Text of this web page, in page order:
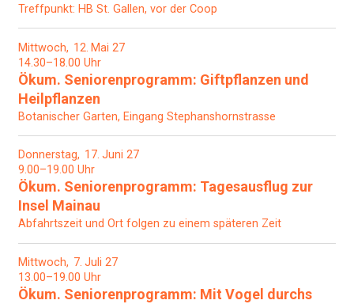
Treffpunkt: HB St. Gallen, vor der Coop
Mittwoch 12 Mai 27
14.30–18.00 Uhr
Ökum. Seniorenprogramm: Giftpflanzen und
Heilpflanzen
Botanischer Garten, Eingang Stephanshornstrasse
Donnerstag 17 Juni 27
9.00–19.00 Uhr
Ökum. Seniorenprogramm: Tagesausflug zur
Insel Mainau
Abfahrtszeit und Ort folgen zu einem späteren Zeit
Mittwoch 7 Juli 27
13.00–19.00 Uhr
Ökum. Seniorenprogramm: Mit Vogel durchs